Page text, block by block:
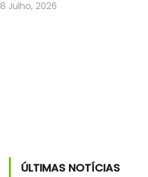
8 Julho, 2026
ÚLTIMAS NOTÍCIAS